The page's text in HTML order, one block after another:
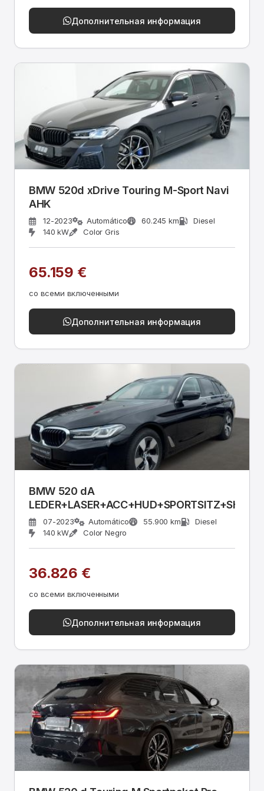
Дополнительная информация
BMW 520d xDrive Touring M-Sport Navi
AHK
12-2023 Automático 60.245 km
Diesel
140 kW
Color Gris
65.159 €
со всеми включенными
Дополнительная информация
BMW 520 dA
07-2023 Automático 55.900 km
Diesel
140 kW
Color Negro
36.826 €
со всеми включенными
Дополнительная информация